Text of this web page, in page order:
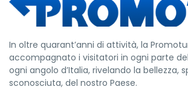
In oltre quarant’anni di attività, la
accompagnato i visitatori in ogni parte
ogni angolo d’Italia, rivelando la bellezza,
sconosciuta, del nostro Paese.